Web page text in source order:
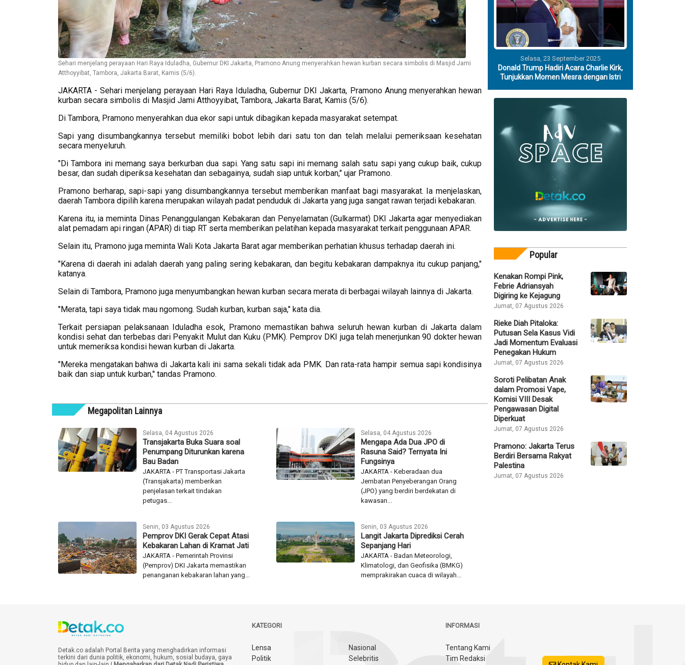
Sehari menjelang perayaan Hari Raya Iduladha, Gubernur DKI Jakarta, Pramono Anung menyerahkan hewan kurban secara simbolis di Masjid Jami
Atthoyyibat, Tambora, Jakarta Barat, Kamis (5/6).
JAKARTA - Sehari menjelang perayaan Hari Raya Iduladha, Gubernur DKI Jakarta, Pramono Anung menyerahkan hewan
kurban secara simbolis di Masjid Jami Atthoyyibat, Tambora, Jakarta Barat, Kamis (5/6).
Di Tambora, Pramono menyerahkan dua ekor sapi untuk dibagikan kepada masyarakat setempat.
Sapi yang disumbangkannya tersebut memiliki bobot lebih dari satu ton dan telah melalui pemeriksaan kesehatan
secara menyeluruh.
"Di Tambora ini memang saya berkurban dua sapi. Yang satu sapi ini memang salah satu sapi yang cukup baik, cukup
besar, dan sudah diperiksa kesehatan dan sebagainya, sudah siap untuk korban," ujar Pramono.
Pramono berharap, sapi-sapi yang disumbangkannya tersebut memberikan manfaat bagi masyarakat. Ia menjelaskan,
daerah Tambora dipilih karena merupakan wilayah padat penduduk di Jakarta yang juga sangat rawan terjadi kebakaran.
Karena itu, ia meminta Dinas Penanggulangan Kebakaran dan Penyelamatan (Gulkarmat) DKI Jakarta agar menyediakan
alat pemadam api ringan (APAR) di tiap RT serta memberikan pelatihan kepada masyarakat terkait penggunaan APAR.
Selain itu, Pramono juga meminta Wali Kota Jakarta Barat agar memberikan perhatian khusus terhadap daerah ini.
"Karena di daerah ini adalah daerah yang paling sering kebakaran, dan begitu kebakaran dampaknya itu cukup panjang,"
katanya.
Selain di Tambora, Pramono juga menyumbangkan hewan kurban secara merata di berbagai wilayah lainnya di Jakarta.
"Merata, tapi saya tidak mau ngomong. Sudah kurban, kurban saja," kata dia.
Terkait persiapan pelaksanaan Iduladha esok, Pramono memastikan bahwa seluruh hewan kurban di Jakarta dalam
kondisi sehat dan terbebas dari Penyakit Mulut dan Kuku (PMK). Pemprov DKI juga telah menerjunkan 90 dokter hewan
untuk memeriksa kondisi hewan kurban di Jakarta.
"Mereka mengatakan bahwa di Jakarta kali ini sama sekali tidak ada PMK. Dan rata-rata hampir semua sapi kondisinya
baik dan siap untuk kurban," tandas Pramono.
Megapolitan Lainnya
Selasa, 04 Agustus 2026
Transjakarta Buka Suara soal
Penumpang Diturunkan karena
Bau Badan
JAKARTA - PT Transportasi Jakarta
(Transjakarta) memberikan
penjelasan terkait tindakan
petugas...
Selasa, 04 Agustus 2026
Mengapa Ada Dua JPO di
Rasuna Said? Ternyata Ini
Fungsinya
JAKARTA - Keberadaan dua
Jembatan Penyeberangan Orang
(JPO) yang berdiri berdekatan di
kawasan...
Senin, 03 Agustus 2026
Pemprov DKI Gerak Cepat Atasi
Kebakaran Lahan di Kramat Jati
JAKARTA - Pemerintah Provinsi
(Pemprov) DKI Jakarta memastikan
penanganan kebakaran lahan yang...
Senin, 03 Agustus 2026
Langit Jakarta Diprediksi Cerah
Sepanjang Hari
JAKARTA - Badan Meteorologi,
Klimatologi, dan Geofisika (BMKG)
memprakirakan cuaca di wilayah...
Selasa, 23 September 2025
Donald Trump Hadiri Acara Charlie Kirk,
Tunjukkan Momen Mesra dengan Istri
Popular
Kenakan Rompi Pink,
Febrie Adriansyah
Digiring ke Kejagung
Jumat, 07 Agustus 2026
Rieke Diah Pitaloka:
Putusan Sela Kasus Vidi
Jadi Momentum Evaluasi
Penegakan Hukum
Jumat, 07 Agustus 2026
Soroti Pelibatan Anak
dalam Promosi Vape,
Komisi VIII Desak
Pengawasan Digital
Diperkuat
Jumat, 07 Agustus 2026
Pramono: Jakarta Terus
Berdiri Bersama Rakyat
Palestina
Jumat, 07 Agustus 2026
Detak.co adalah Portal Berita yang menghadirkan informasi
terkini dari dunia politik, ekonomi, hukum, sosial budaya, gaya
KATEGORI
Lensa
Nasional
Politik
Selebritis
INFORMASI
Tentang Kami
Tim Redaksi